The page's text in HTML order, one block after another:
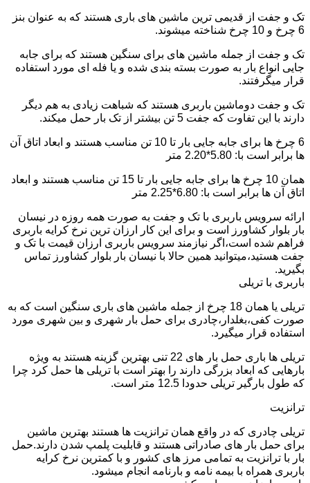
تک و جفت از قدیمی ترین ماشین های باری هستند که به عنوان بنز
6 چرخ و 10 چرخ شناخته میشوند.
تک و جفت از جمله ماشین های برای سنگین هستند که برای جابه
جایی انواع بار به صورت بسته بندی شده و یا فله ای مورد استفاده
قرار میگرفتند.
تک و جفت دوماشین باربری هستند که شباهت زیادی به هم دیگر
دارند با این تفاوت که جفت 5 تن بیشتر از تک بار حمل میکند.
6 چرخ ها برای جابه جایی بار تا 10 تن مناسب هستند و ابعاد اتاق آن
ها برابر است با: 5.80*2.20 متر
همان 10 چرخ ها برای جابه جایی بار تا 15 تن مناسب هستند و ابعاد
اتاق آن ها برابر است با: 6.80*2.25 متر
ارائه سرویس باربری با تک و جفت به صورت همه روزه در نیسان
بار بلوار کشاورز است و برای این کار ارزان ترین نرخ کرایه باربری
فراهم شده است،اگر نیازمند سرویس باربری ارزان قیمت با تک و
جفت هستید،میتوانید همین حالا با نیسان بار بلوار کشاورز تماس
بگیرید.
باربری با تریلی
تریلی یا همان 18 چرخ از جمله ماشین های باری سنگین است که به
صورت کفی،بغلدار،چادری برای حمل بار شهری و بین شهری مورد
استفاده قرار میگیرد.
تریلی ها باری حمل بار های 22 تنی بهترین گزینه هستند به ویژه
بارهایی که ابعاد بزرگی دارند را بهتر است با تریلی ها حمل کرد چرا
که طول بارگیر تریلی حدودا 12.5 متر است.
ترانزیت
تریلی چادری که در واقع همان ترانزیت ها هستند بهترین ماشین
برای حمل بار های صادراتی هستند و قابلیت پلمپ شدن دارند.حمل
بار با ترانزیت به تمامی مرز های کشور و با کمترین نرخ کرایه
باربری همراه با بیمه نامه و بارنامه انجام میشود.